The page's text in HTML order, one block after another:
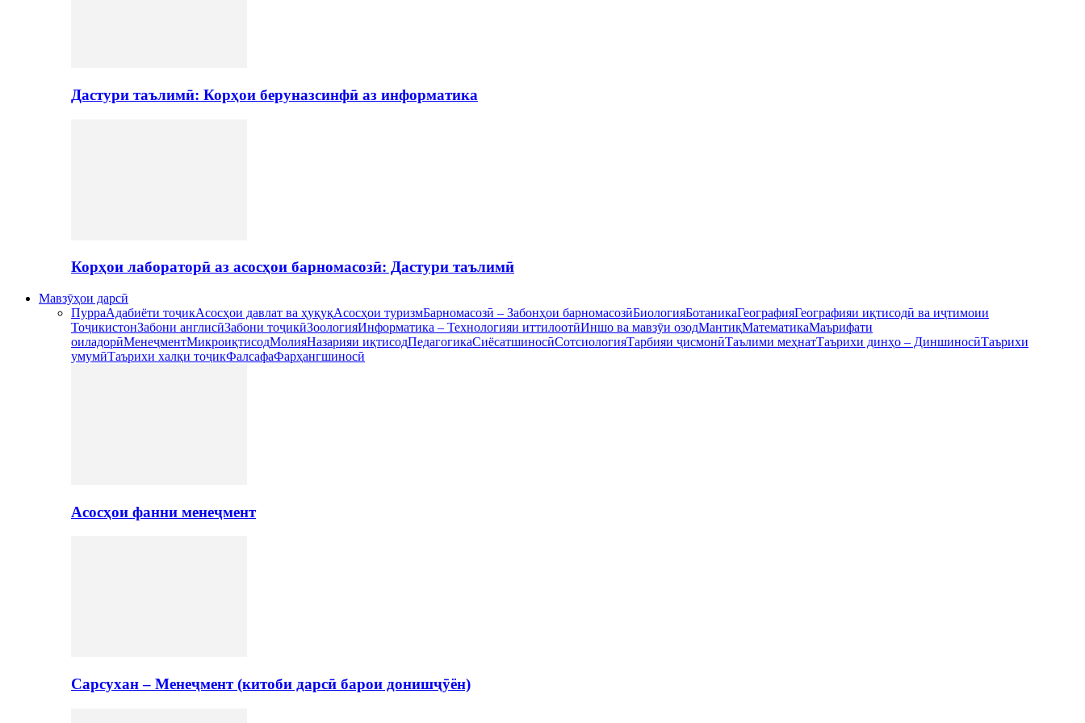
Дастури таълимӣ: Корҳои беруназсинфӣ аз информатика
Корҳои лабораторӣ аз асосҳои барномасозӣ: Дастури таълимӣ
Мавзӯҳои дарсӣ
ПурраАдабиёти тоҷикАсосҳои давлат ва ҳуқуқАсосҳои туризмБарномасозӣ – Забонҳои барномасозӣБиологияБотаникаГеографияГеографияи иқтисодӣ ва иҷтимоии
ТоҷикистонЗабони англисӣЗабони тоҷикӣЗоологияИнформатика – Технологияи иттилоотӣИншо ва мавзӯи озодМантиқМатематикаМаърифати
оиладорӣМенеҷментМикроиқтисодМолияНазарияи иқтисодПедагогикаСиёсатшиносӣСотсиологияТарбияи ҷисмонӣТаълими меҳнатТаърихи динҳо – ДиншиносӣТаърихи
умумӣТаърихи халқи тоҷикФалсафаФарҳангшиносӣ
Асосҳои фанни менеҷмент
Сарсухан – Менеҷмент (китоби дарсӣ барои донишҷӯён)